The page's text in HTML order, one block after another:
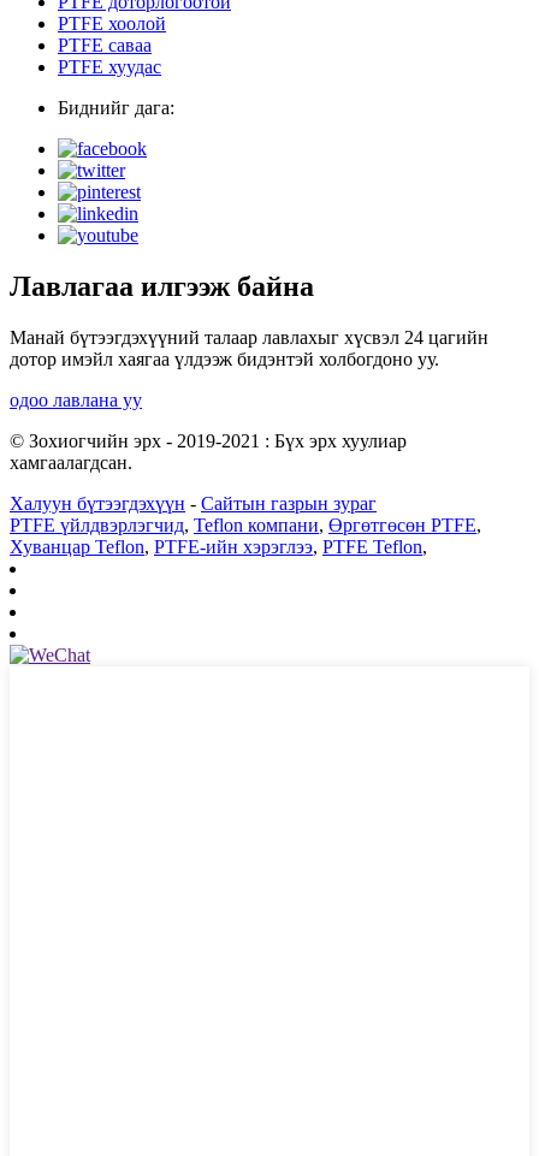
PTFE хоолой
PTFE саваа
PTFE хуудас
Биднийг дага:
Лавлагаа илгээж байна
Манай бүтээгдэхүүний талаар лавлахыг хүсвэл 24 цагийн
дотор имэйл хаягаа үлдээж бидэнтэй холбогдоно уу.
одоо лавлана уу
© Зохиогчийн эрх - 2019-2021 : Бүх эрх хуулиар
хамгаалагдсан.
Халуун бүтээгдэхүүн - Сайтын газрын зураг
PTFE үйлдвэрлэгчид, Teflon компани, Өргөтгөсөн PTFE,
Хуванцар Teflon, PTFE-ийн хэрэглээ, PTFE Teflon,